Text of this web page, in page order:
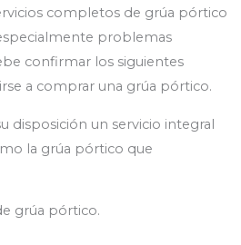
completos de grúa pórtico
problemas
confirmar los siguientes
a comprar una grúa pórtico.
disposición un servicio integral
la grúa pórtico que
grúa pórtico.